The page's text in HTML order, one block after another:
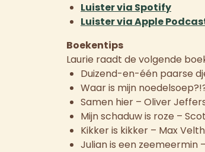
Luister via Spotify
Luister via Apple
Boekentips
Laurie raadt de volgende
Duizend-en-één paarse
Waar is mijn
Samen hier – Oliver
Mijn schaduw is roze –
Kikker is kikker – Max
Julian is een zeemeermin